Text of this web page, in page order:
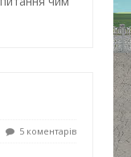
5 коментарів